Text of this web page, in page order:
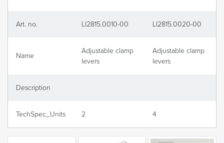
Art. no. LI2815.0010-00 LI2815.0020-00
Name
Adjustable clamp
levers
Adjustable clamp
levers
Description
TechSpec_Units 2 4